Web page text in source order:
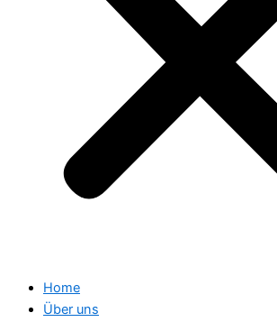
Home
Über uns